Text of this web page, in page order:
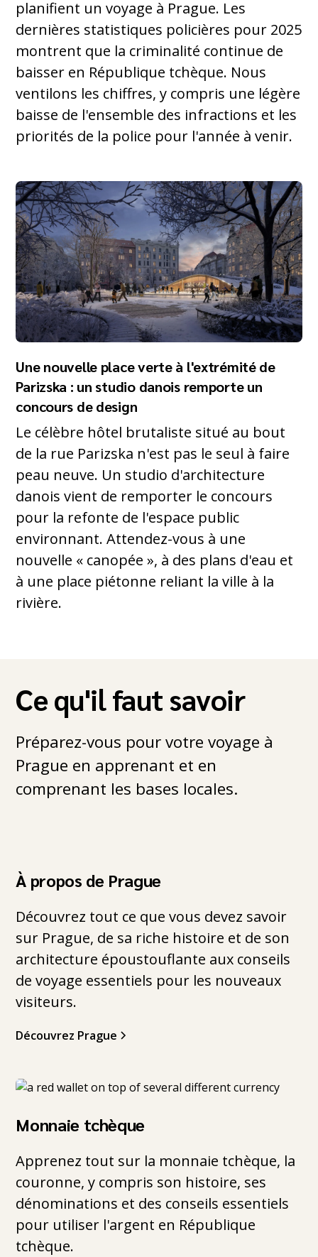
planifient un voyage à Prague. Les
dernières statistiques policières pour 2025
montrent que la criminalité continue de
baisser en République tchèque. Nous
ventilons les chiffres, y compris une légère
baisse de l'ensemble des infractions et les
priorités de la police pour l'année à venir.
Une nouvelle place verte à l'extrémité de
Parizska : un studio danois remporte un
concours de design
Le célèbre hôtel brutaliste situé au bout
de la rue Parizska n'est pas le seul à faire
peau neuve. Un studio d'architecture
danois vient de remporter le concours
pour la refonte de l'espace public
environnant. Attendez-vous à une
nouvelle « canopée », à des plans d'eau et
à une place piétonne reliant la ville à la
rivière.
Ce qu'il faut savoir
Préparez-vous pour votre voyage à
Prague en apprenant et en
comprenant les bases locales.
À propos de Prague
Découvrez tout ce que vous devez savoir
sur Prague, de sa riche histoire et de son
architecture époustouflante aux conseils
de voyage essentiels pour les nouveaux
visiteurs.
Découvrez Prague
Monnaie tchèque
Apprenez tout sur la monnaie tchèque, la
couronne, y compris son histoire, ses
dénominations et des conseils essentiels
pour utiliser l'argent en République
tchèque.